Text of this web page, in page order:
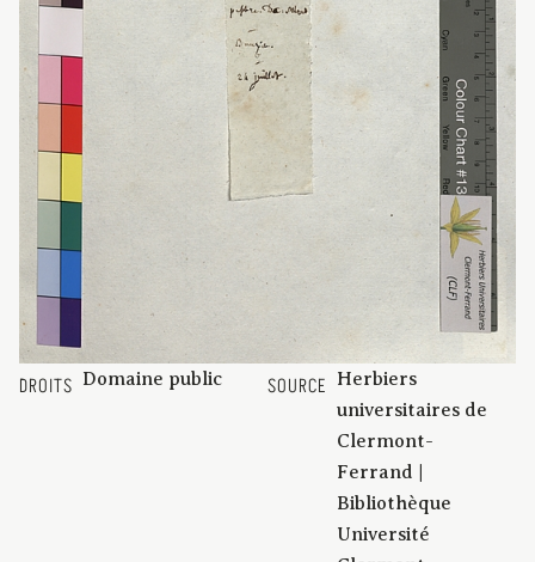
DROITS Domaine public SOURCE
Herbiers
universitaires de
Clermont-
Ferrand |
Bibliothèque
Université